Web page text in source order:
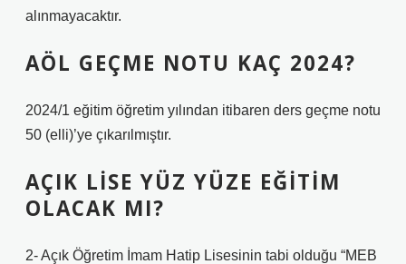
alınmayacaktır.
AÖL GEÇME NOTU KAÇ 2024?
2024/1 eğitim öğretim yılından itibaren ders geçme notu
50 (elli)’ye çıkarılmıştır.
AÇIK LISE YÜZ YÜZE EĞITIM
OLACAK MI?
2- Açık Öğretim İmam Hatip Lisesinin tabi olduğu “MEB